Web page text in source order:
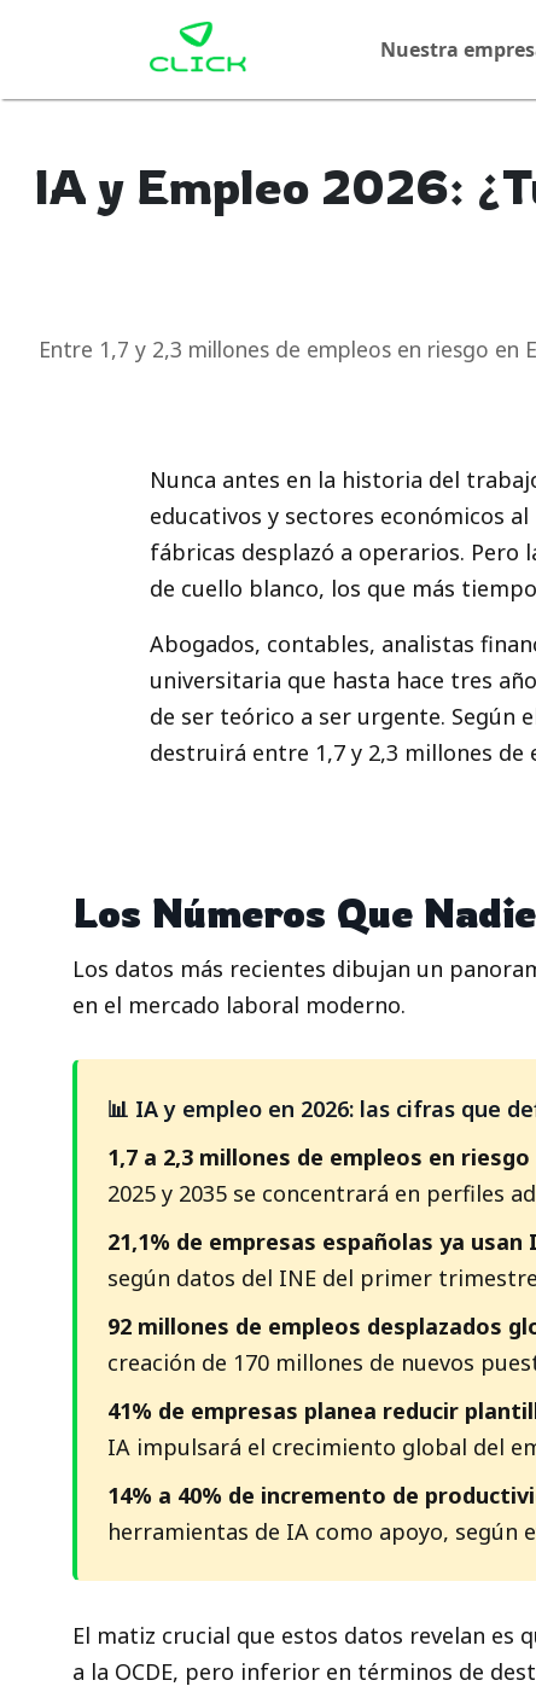
Nuestra
IA y Empleo 2026:
Entre 1,7 y 2,3 millones de empleos en riesgo
Nunca antes en la historia del
educativos y sectores económicos
fábricas desplazó a operarios.
de cuello blanco, los que más
Abogados, contables, analistas
universitaria que hasta hace tres
de ser teórico a ser urgente. Según
destruirá entre 1,7 y 2,3 millones de
Los Números Que
Los datos más recientes dibujan un
en el mercado laboral moderno.
📊 IA y empleo en 2026: las cifras que
1,7 a 2,3 millones de empleos en riesgo
2025 y 2035 se concentrará en perfiles
21,1% de empresas españolas ya usan
según datos del INE del primer
92 millones de empleos desplazados
creación de 170 millones de nuevos
41% de empresas planea reducir
IA impulsará el crecimiento global del
14% a 40% de incremento de
herramientas de IA como apoyo, según
El matiz crucial que estos datos revelan es
a la OCDE, pero inferior en términos de